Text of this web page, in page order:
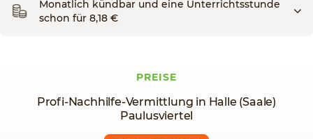
Monatlich kündbar und eine Unterrichtsstunde
schon für 8,18 €
PREISE
Profi-Nachhilfe-Vermittlung in Halle (Saale)
Paulusviertel